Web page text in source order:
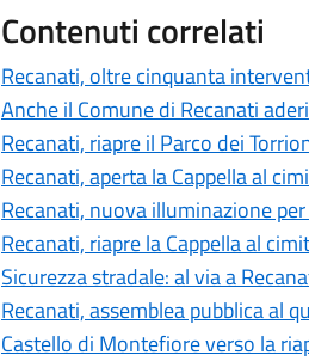
Contenuti correlati
Recanati, oltre cinquanta
Anche il Comune di Recanati
Recanati, riapre il Parco dei
Recanati, aperta la Cappella al
Recanati, nuova illuminazione
Recanati, riapre la Cappella al
Sicurezza stradale: al via a
Recanati, assemblea pubblica al
Castello di Montefiore verso la